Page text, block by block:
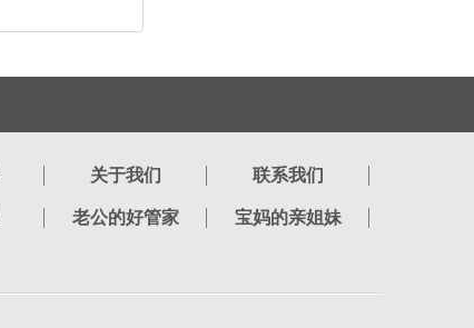
关于我们 联系我们
老公的好管家 宝妈的亲姐妹